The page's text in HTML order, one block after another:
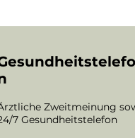
Zweitmeinung
7 Gesundheitstelefon